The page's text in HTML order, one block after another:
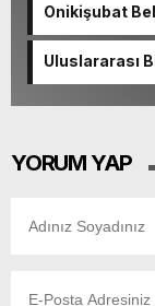
Onikişubat
Uluslararası
Tamamlandı.
YORUM YAP